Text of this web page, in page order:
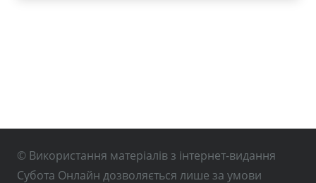
© Використання матеріалів з інтернет-видання
Субота Онлайн дозволяється лише за умови